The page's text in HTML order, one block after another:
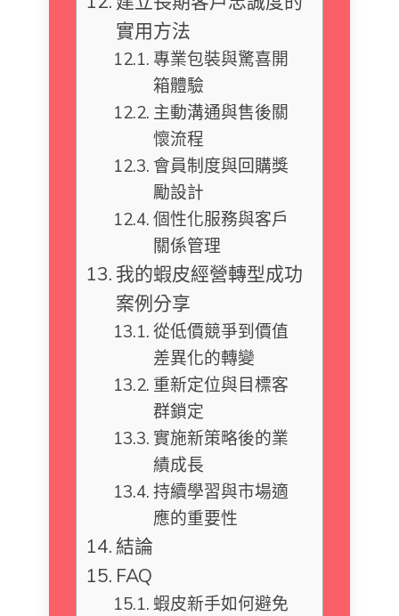
實用方法
專業包裝與驚喜開
箱體驗
主動溝通與售後關
懷流程
會員制度與回購獎
勵設計
個性化服務與客戶
關係管理
我的蝦皮經營轉型成功
案例分享
從低價競爭到價值
差異化的轉變
重新定位與目標客
群鎖定
實施新策略後的業
績成長
持續學習與市場適
應的重要性
結論
FAQ
蝦皮新手如何避免